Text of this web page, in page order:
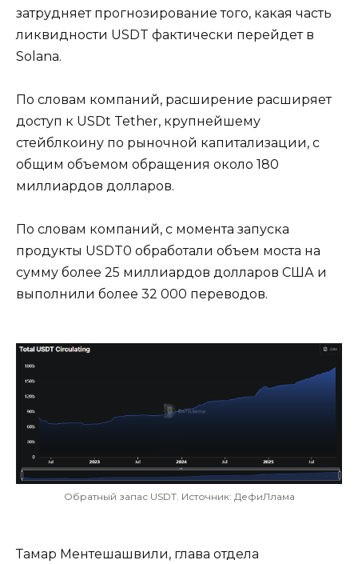
затрудняет прогнозирование того, какая часть
ликвидности USDT фактически перейдет в
Solana.
По словам компаний, расширение расширяет
доступ к USDt Tether, крупнейшему
стейблкоину по рыночной капитализации, с
общим объемом обращения около 180
миллиардов долларов.
По словам компаний, с момента запуска
продукты USDT0 обработали объем моста на
сумму более 25 миллиардов долларов США и
выполнили более 32 000 переводов.
Обратный запас USDT. Источник: ДефиЛлама
Тамар Ментешашвили, глава отдела